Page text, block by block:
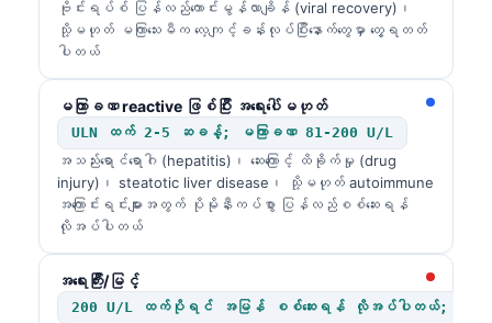
ဗိုင်းရပ်စ် ပြန်လည်ကောင်းမွန်လာချိန် (viral recovery)၊
သို့မဟုတ် မကြာသေးမီက လေ့ကျင့်ခန်းလုပ်ပြီးနောက်တွေမှာ တွေ့ရတတ်
ပါတယ်
မကြာခဏ reactive ဖြစ်ပြီး အရေးပေါ်မဟုတ်
ULN ထက် 2-5 ဆခန့်; မကြာခဏ 81-200 U/L
အသည်းရောင်ရောဂါ (hepatitis)၊ ဆေးကြောင့် ထိခိုက်မှု (drug
injury)၊ steatotic liver disease၊ သို့မဟုတ် autoimmune
အကြောင်းရင်းများအတွက် ပိုမိုနီးကပ်စွာ ပြန်လည်စစ်ဆေးရန်
လိုအပ်ပါတယ်
အရေးကြီး/မြင့်
200 U/L ထက်ပိုရင် အမြန် စစ်ဆေးရန် လိုအပ်ပါတယ်; 500-